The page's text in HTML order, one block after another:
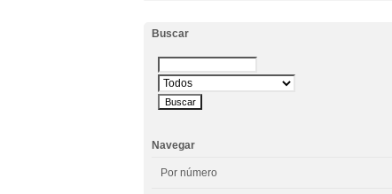
Buscar
Navegar
Por número